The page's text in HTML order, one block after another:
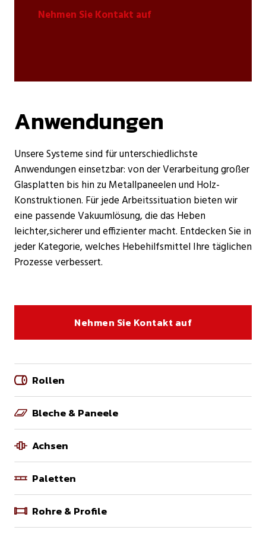
Nehmen Sie Kontakt auf
Anwendungen
Unsere Systeme sind für unterschiedlichste
Anwendungen einsetzbar: von der Verarbeitung großer
Glasplatten bis hin zu Metallpaneelen und Holz-
Konstruktionen. Für jede Arbeitssituation bieten wir
eine passende Vakuumlösung, die das Heben
leichter,sicherer und effizienter macht. Entdecken Sie in
jeder Kategorie, welches Hebehilfsmittel Ihre täglichen
Prozesse verbessert.
Nehmen Sie Kontakt auf
Rollen
Bleche & Paneele
Achsen
Paletten
Rohre & Profile